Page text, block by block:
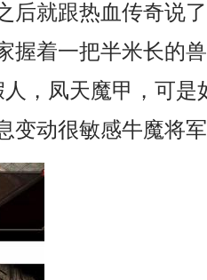
后就跟热血传奇说
握着一把半米长的
，凤天魔甲，可是
变动很敏感牛魔将